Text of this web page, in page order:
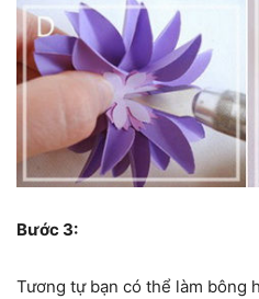
Bước 3:
Tương tự bạn có thể làm bông